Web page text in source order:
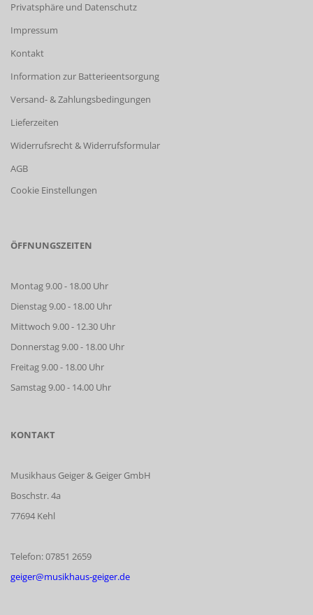
Privatsphäre und Datenschutz
Impressum
Kontakt
Information zur Batterieentsorgung
Versand- & Zahlungsbedingungen
Lieferzeiten
Widerrufsrecht & Widerrufsformular
AGB
Cookie Einstellungen
ÖFFNUNGSZEITEN
Montag 9.00 - 18.00 Uhr
Dienstag 9.00 - 18.00 Uhr
Mittwoch 9.00 - 12.30 Uhr
Donnerstag 9.00 - 18.00 Uhr
Freitag 9.00 - 18.00 Uhr
Samstag 9.00 - 14.00 Uhr
KONTAKT
Musikhaus Geiger & Geiger GmbH
Boschstr. 4a
77694 Kehl
Telefon: 07851 2659
geiger@musikhaus-geiger.de